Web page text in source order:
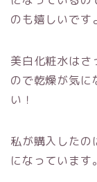
のも嬉しいです
美白化粧水はさ
ので乾燥が気に
い！
私が購入したの
になっています。